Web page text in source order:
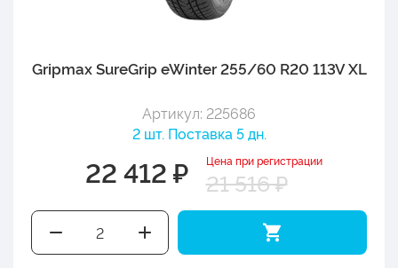
Gripmax SureGrip eWinter 255/60 R20 113V XL
Артикул: 225686
2 шт. Поставка 5 дн.
22 412 ₽ Цена при регистрации
21 516 ₽